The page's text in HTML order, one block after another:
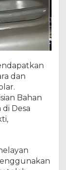
dan
Bahan
Desa